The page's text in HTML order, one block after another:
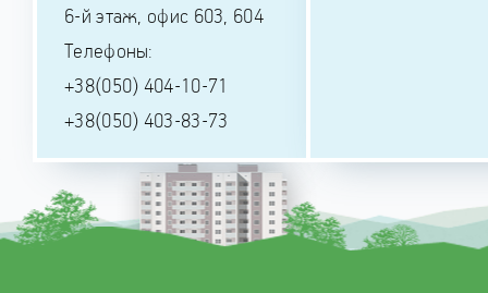
6-й этаж, офис 603, 604
Телефоны:
+38(050) 404-10-71
+38(050) 403-83-73